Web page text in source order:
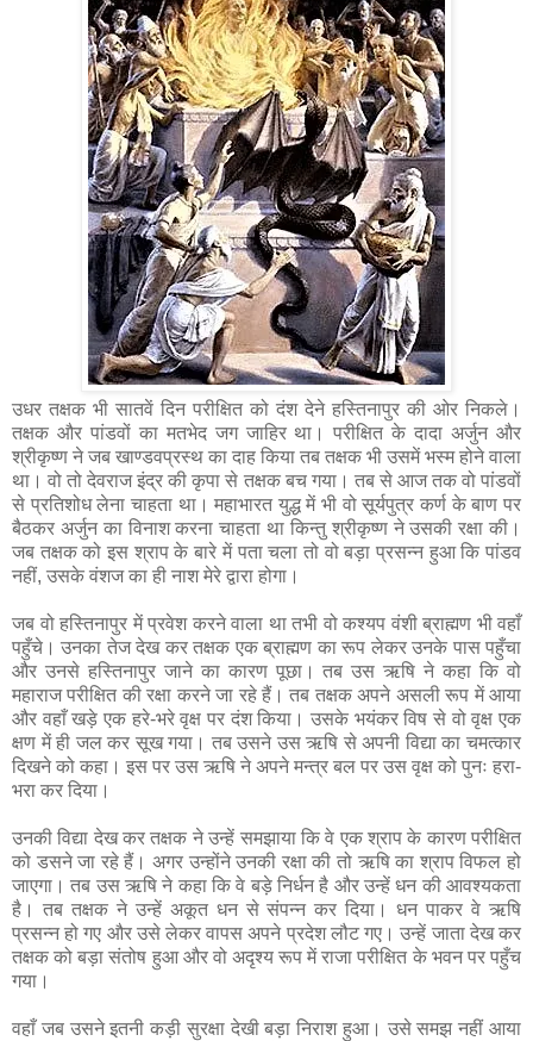
उधर तक्षक भी सातवें दिन परीक्षित को दंश देने हस्तिनापुर की ओर निकले।
तक्षक और पांडवों का मतभेद जग जाहिर था। परीक्षित के दादा अर्जुन और
श्रीकृष्ण ने जब खाण्डवप्रस्थ का दाह किया तब तक्षक भी उसमें भस्म होने वाला
था। वो तो देवराज इंद्र की कृपा से तक्षक बच गया। तब से आज तक वो पांडवों
से प्रतिशोध लेना चाहता था। महाभारत युद्ध में भी वो सूर्यपुत्र कर्ण के बाण पर
बैठकर अर्जुन का विनाश करना चाहता था किन्तु श्रीकृष्ण ने उसकी रक्षा की।
जब तक्षक को इस श्राप के बारे में पता चला तो वो बड़ा प्रसन्न हुआ कि पांडव
नहीं, उसके वंशज का ही नाश मेरे द्वारा होगा।
जब वो हस्तिनापुर में प्रवेश करने वाला था तभी वो कश्यप वंशी ब्राह्मण भी वहाँ
पहुँचे। उनका तेज देख कर तक्षक एक ब्राह्मण का रूप लेकर उनके पास पहुँचा
और उनसे हस्तिनापुर जाने का कारण पूछा। तब उस ऋषि ने कहा कि वो
महाराज परीक्षित की रक्षा करने जा रहे हैं। तब तक्षक अपने असली रूप में आया
और वहाँ खड़े एक हरे-भरे वृक्ष पर दंश किया। उसके भयंकर विष से वो वृक्ष एक
क्षण में ही जल कर सूख गया। तब उसने उस ऋषि से अपनी विद्या का चमत्कार
दिखने को कहा। इस पर उस ऋषि ने अपने मन्त्र बल पर उस वृक्ष को पुनः हरा-
भरा कर दिया।
उनकी विद्या देख कर तक्षक ने उन्हें समझाया कि वे एक श्राप के कारण परीक्षित
को डसने जा रहे हैं। अगर उन्होंने उनकी रक्षा की तो ऋषि का श्राप विफल हो
जाएगा। तब उस ऋषि ने कहा कि वे बड़े निर्धन है और उन्हें धन की आवश्यकता
है। तब तक्षक ने उन्हें अकूत धन से संपन्न कर दिया। धन पाकर वे ऋषि
प्रसन्न हो गए और उसे लेकर वापस अपने प्रदेश लौट गए। उन्हें जाता देख कर
तक्षक को बड़ा संतोष हुआ और वो अदृश्य रूप में राजा परीक्षित के भवन पर पहुँच
गया।
वहाँ जब उसने इतनी कड़ी सुरक्षा देखी बड़ा निराश हुआ। उसे समझ नहीं आया